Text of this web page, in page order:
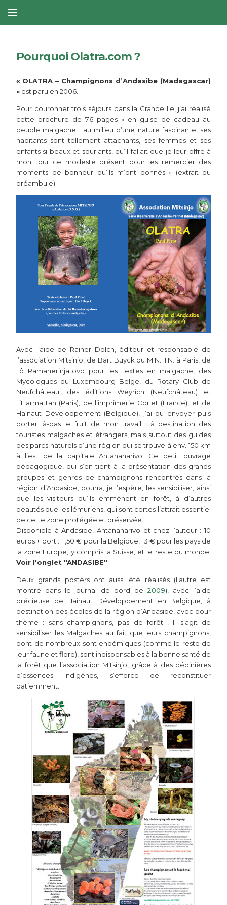
Pourquoi Olatra.com ?
« OLATRA – Champignons d’Andasibe (Madagascar)
» est paru en 2006.
Pour couronner trois séjours dans la Grande Ile, j’ai réalisé
cette brochure de 76 pages « en guise de cadeau au
peuple malgache : au milieu d’une nature fascinante, ses
habitants sont tellement attachants, ses femmes et ses
enfants si beaux et souriants, qu’il fallait que je leur offre à
mon tour ce modeste présent pour les remercier des
moments de bonheur qu’ils m’ont donnés » (extrait du
préambule).
Avec l’aide de Rainer Dolch, éditeur et responsable de
l’association Mitsinjo, de Bart Buyck du M.N.H.N. à Paris, de
Tô Ramaherinjatovo pour les textes en malgache, des
Mycologues du Luxembourg Belge, du Rotary Club de
Neufchâteau, des éditions Weyrich (Neufchâteau) et
L’Harmattan (Paris), de l’imprimerie Corlet (France), et de
Hainaut Développement (Belgique), j’ai pu envoyer puis
porter là-bas le fruit de mon travail : à destination des
touristes malgaches et étrangers, mais surtout des guides
des parcs naturels d’une région qui se trouve à env. 150 km
à l’est de la capitale Antananarivo. Ce petit ouvrage
pédagogique, qui s’en tient à la présentation des grands
groupes et genres de champignons rencontrés dans la
région d’Andasibe, pourra, je l’espère, les sensibiliser, ainsi
que les visiteurs qu’ils emmènent en forêt, à d’autres
beautés que les lémuriens, qui sont certes l’attrait essentiel
de cette zone protégée et préservée…
Disponible à Andasibe, Antananarivo et chez l’auteur : 10
euros + port : 11,50 € pour la Belgique, 13 € pour les pays de
la zone Europe, y compris la Suisse, et le reste du monde.
Voir l'onglet "ANDASIBE"
Deux grands posters ont aussi été réalisés (l'autre est
montré dans le journal de bord de 2009), avec l’aide
précieuse de Hainaut Développement en Belgique, à
destination des écoles de la région d’Andasibe, avec pour
thème : sans champignons, pas de forêt ! Il s’agit de
sensibiliser les Malgaches au fait que leurs champignons,
dont de nombreux sont endémiques (comme le reste de
leur faune et flore), sont indispensables à la bonne santé de
la forêt que l’association Mitsinjo, grâce à des pépinières
d’essences indigènes, s’efforce de reconstituer
patiemment.